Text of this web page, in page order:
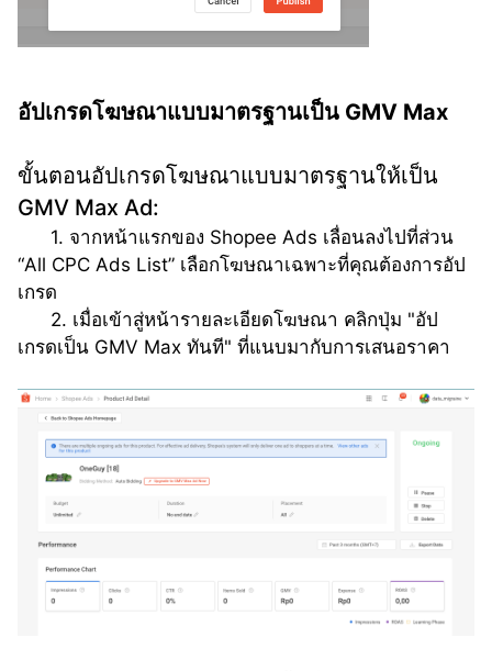
อัปเกรดโฆษณาแบบมาตรฐานเป็น GMV Max
ขั้นตอนอัปเกรดโฆษณาแบบมาตรฐานให้เป็น
GMV Max Ad:
“All CPC Ads List” เลือกโฆษณาเฉพาะที่คุณต้องการอัป
เกรด
เกรดเป็น GMV Max ทันที" ที่แนบมากับการเสนอราคา